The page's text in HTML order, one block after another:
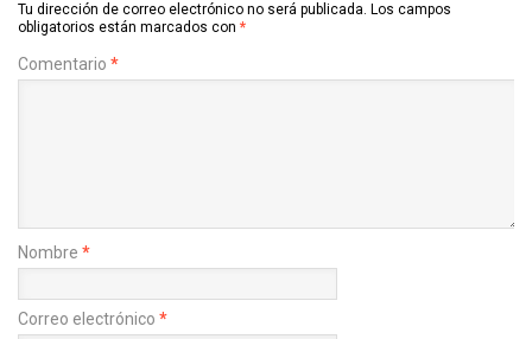
Tu dirección de correo electrónico no será publicada. Los campos
obligatorios están marcados con *
Comentario *
Nombre *
Correo electrónico *